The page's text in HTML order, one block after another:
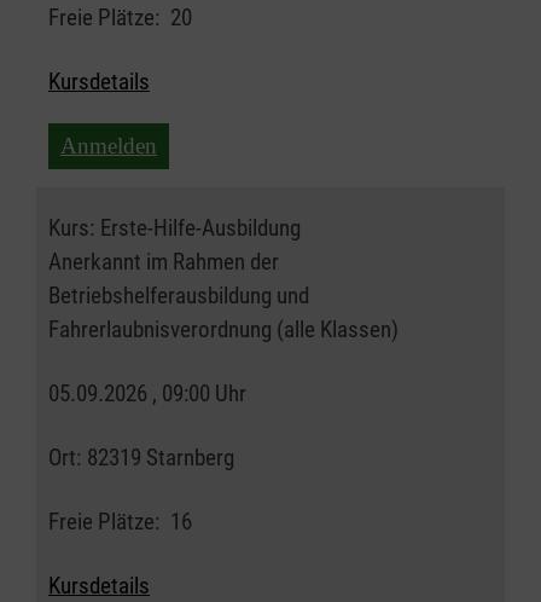
Freie Plätze: 20
Kursdetails
Anmelden
Kurs: Erste-Hilfe-Ausbildung
Anerkannt im Rahmen der
Betriebshelferausbildung und
Fahrerlaubnisverordnung (alle Klassen)
05.09.2026 , 09:00 Uhr
Ort: 82319 Starnberg
Freie Plätze: 16
Kursdetails